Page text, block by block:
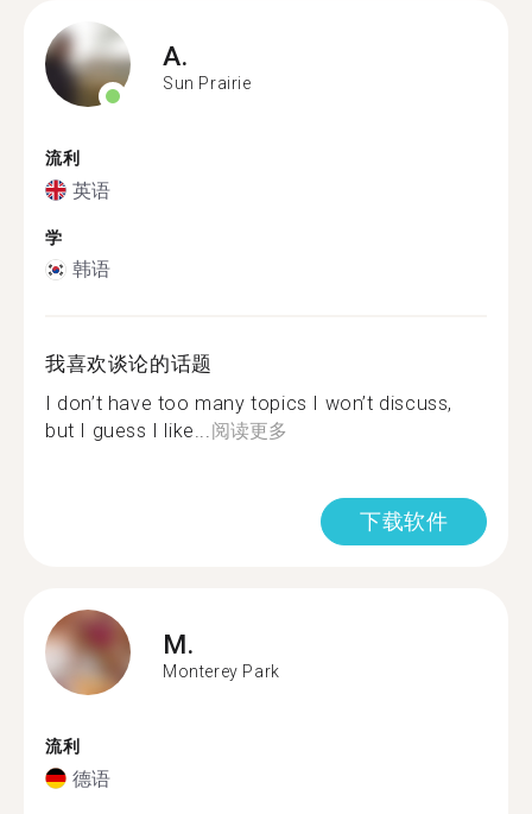
A.
Sun Prairie
流利
英语
学
韩语
我喜欢谈论的话题
I don’t have too many topics I won’t discuss,
but I guess I like...阅读更多
下载软件
M.
Monterey Park
流利
德语